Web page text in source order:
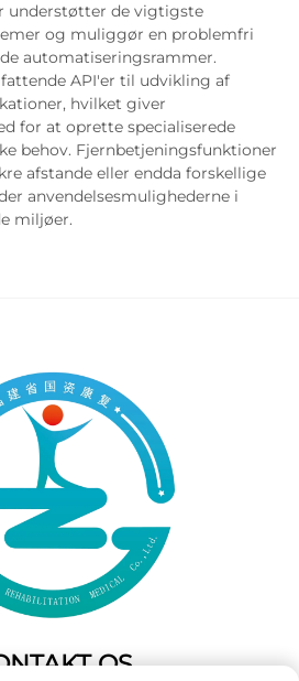
understøtter de vigtigste
og muliggør en problemfri
automatiseringsrammer.
API'er til udvikling af
hvilket giver
for at oprette specialiserede
behov. Fjernbetjeningsfunktioner
afstande eller endda forskellige
anvendelsesmulighederne i
miljøer.
OS